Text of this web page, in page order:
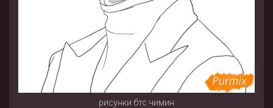
рисунки бтс чимин